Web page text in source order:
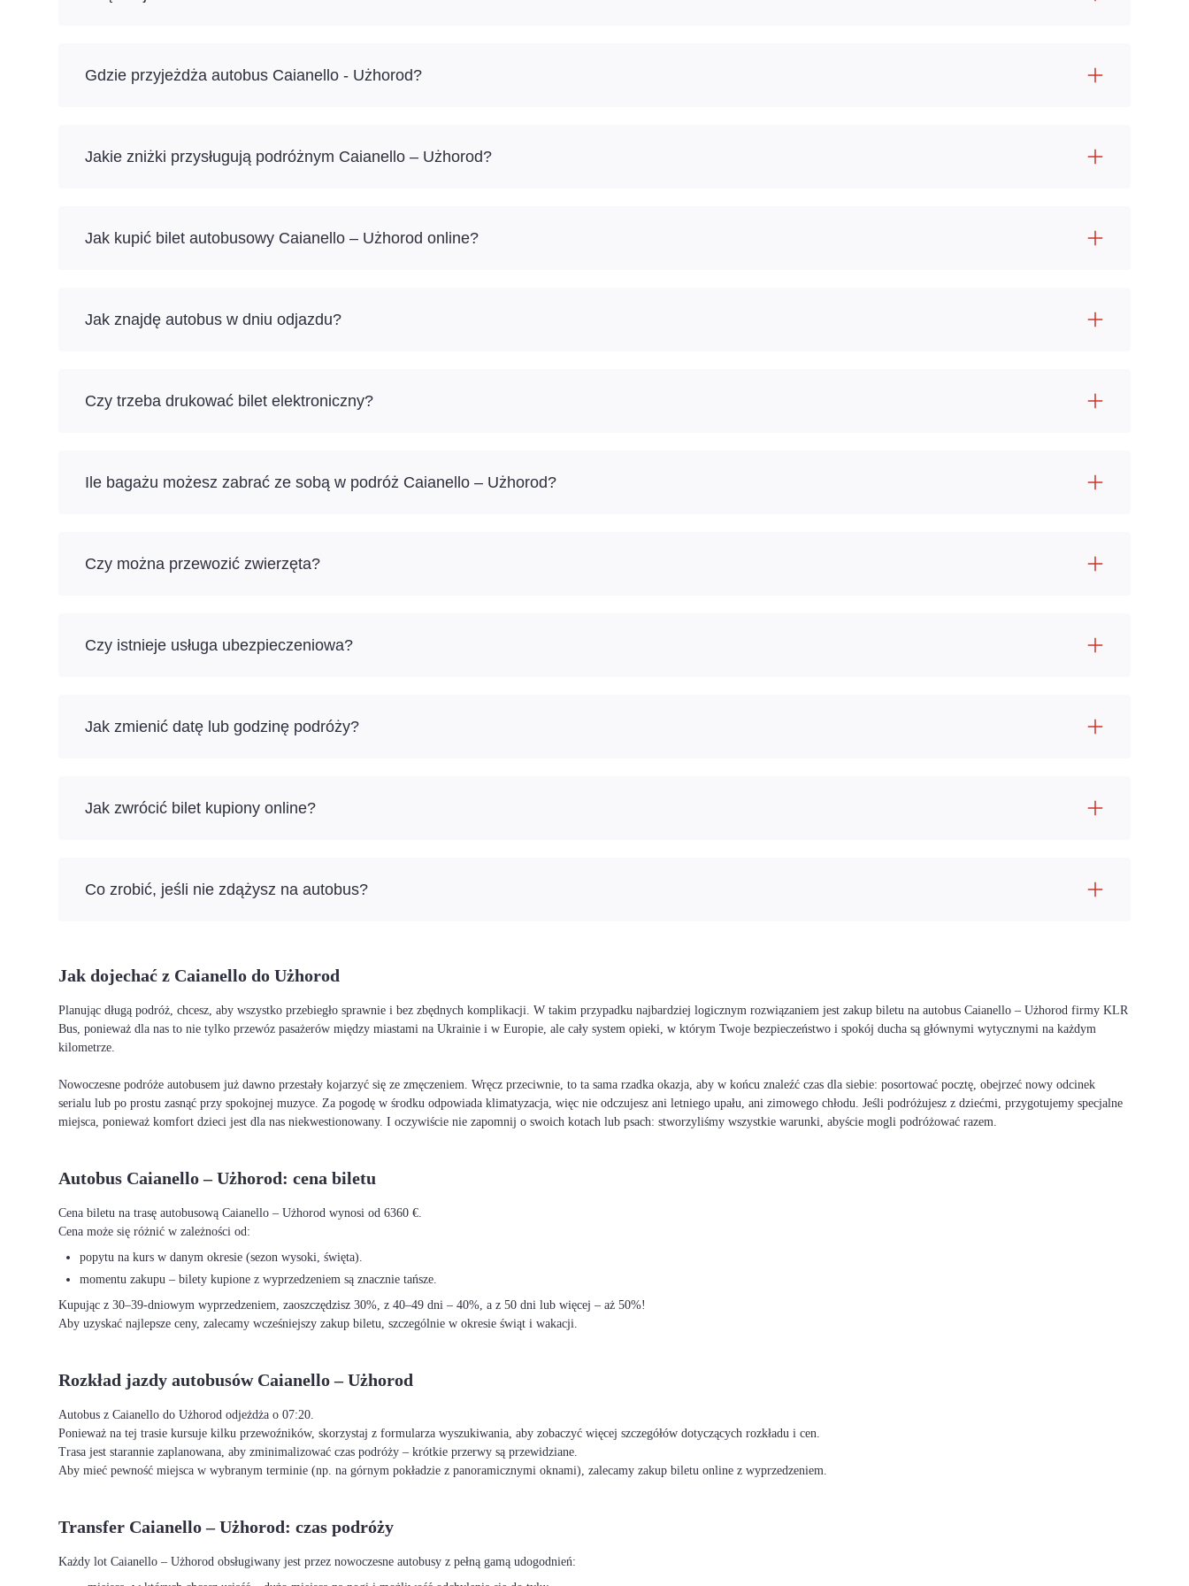
Gdzie przyjeżdża autobus Caianello - Użhorod?
Jakie zniżki przysługują podróżnym Caianello – Użhorod?
Jak kupić bilet autobusowy Caianello – Użhorod online?
Jak znajdę autobus w dniu odjazdu?
Czy trzeba drukować bilet elektroniczny?
Ile bagażu możesz zabrać ze sobą w podróż Caianello – Użhorod?
Czy można przewozić zwierzęta?
Czy istnieje usługa ubezpieczeniowa?
Jak zmienić datę lub godzinę podróży?
Jak zwrócić bilet kupiony online?
Co zrobić, jeśli nie zdążysz na autobus?
Jak dojechać z Caianello do Użhorod
Planując długą podróż, chcesz, aby wszystko przebiegło sprawnie i bez zbędnych komplikacji. W takim przypadku najbardziej logicznym rozwiązaniem jest zakup biletu na autobus Caianello – Użhorod firmy KLR
Bus, ponieważ dla nas to nie tylko przewóz pasażerów między miastami na Ukrainie i w Europie, ale cały system opieki, w którym Twoje bezpieczeństwo i spokój ducha są głównymi wytycznymi na każdym
kilometrze.
Nowoczesne podróże autobusem już dawno przestały kojarzyć się ze zmęczeniem. Wręcz przeciwnie, to ta sama rzadka okazja, aby w końcu znaleźć czas dla siebie: posortować pocztę, obejrzeć nowy odcinek
serialu lub po prostu zasnąć przy spokojnej muzyce. Za pogodę w środku odpowiada klimatyzacja, więc nie odczujesz ani letniego upału, ani zimowego chłodu. Jeśli podróżujesz z dziećmi, przygotujemy specjalne
miejsca, ponieważ komfort dzieci jest dla nas niekwestionowany. I oczywiście nie zapomnij o swoich kotach lub psach: stworzyliśmy wszystkie warunki, abyście mogli podróżować razem.
Autobus Caianello – Użhorod: cena biletu
Cena biletu na trasę autobusową Caianello – Użhorod wynosi od 6360 €.
Cena może się różnić w zależności od:
popytu na kurs w danym okresie (sezon wysoki, święta).
momentu zakupu – bilety kupione z wyprzedzeniem są znacznie tańsze.
Kupując z 30–39-dniowym wyprzedzeniem, zaoszczędzisz 30%, z 40–49 dni – 40%, a z 50 dni lub więcej – aż 50%!
Aby uzyskać najlepsze ceny, zalecamy wcześniejszy zakup biletu, szczególnie w okresie świąt i wakacji.
Rozkład jazdy autobusów Caianello – Użhorod
Autobus z Caianello do Użhorod odjeżdża o 07:20.
Ponieważ na tej trasie kursuje kilku przewoźników, skorzystaj z formularza wyszukiwania, aby zobaczyć więcej szczegółów dotyczących rozkładu i cen.
Trasa jest starannie zaplanowana, aby zminimalizować czas podróży – krótkie przerwy są przewidziane.
Aby mieć pewność miejsca w wybranym terminie (np. na górnym pokładzie z panoramicznymi oknami), zalecamy zakup biletu online z wyprzedzeniem.
Transfer Caianello – Użhorod: czas podróży
Każdy lot Caianello – Użhorod obsługiwany jest przez nowoczesne autobusy z pełną gamą udogodnień: